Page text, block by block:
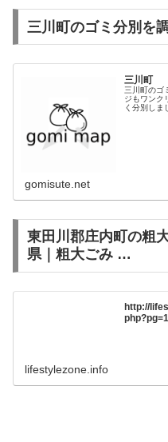
三川町のゴミ分別を
三川町
三川町のゴ
ジもワンク
く分別しま
gomisute.net
東田川郡庄内町の粗
県｜粗大ごみ …
http://
lifestylezone.info